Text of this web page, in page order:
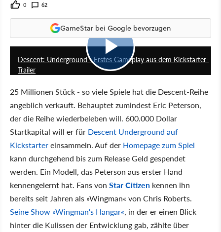
0 62
GameStar bei Google bevorzugen
3:57
Descent: Underground - Erstes Gameplay aus dem Kickstarter-
Trailer
25 Millionen Stück - so viele Spiele hat die Descent-Reihe
angeblich verkauft. Behauptet zumindest Eric Peterson,
der die Reihe wiederbeleben will. 600.000 Dollar
Startkapital will er für Descent Underground auf
Kickstartereinsammeln. Auf der Homepage zum Spiel
kann durchgehend bis zum Release Geld gespendet
werden. Ein Modell, das Peterson aus erster Hand
kennengelernt hat. Fans von Star Citizen kennen ihn
bereits seit Jahren als »Wingman« von Chris Roberts.
Seine Show »Wingman's Hangar«, in der er einen Blick
hinter die Kulissen der Entwicklung gab, zählte über